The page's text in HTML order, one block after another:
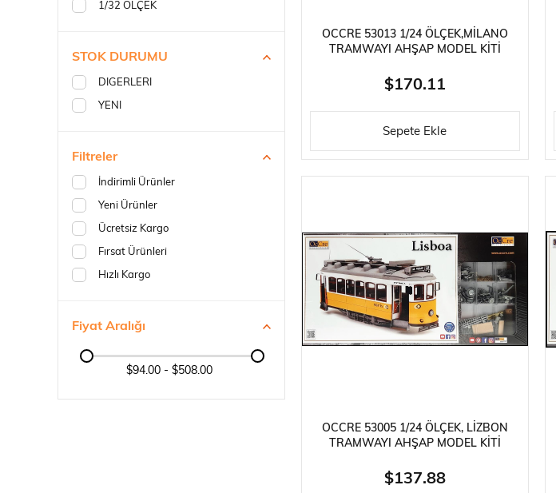
1/32 ÖLÇEK
STOK DURUMU
DIGERLERI
YENI
Filtreler
İndirimli Ürünler
Yeni Ürünler
Ücretsiz Kargo
Fırsat Ürünleri
Hızlı Kargo
Fiyat Aralığı
$94.00 - $508.00
OCCRE 53013 1/24 ÖLÇEK,MILANO
TRAMWAYI AHŞAP MODEL KITI
$170.11
Sepete Ekle
OCCRE 53005 1/24 ÖLÇEK, LIZBON
TRAMWAYI AHŞAP MODEL KITI
$137.88